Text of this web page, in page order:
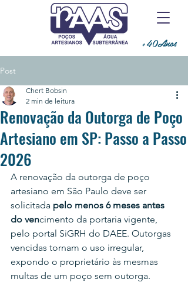
+40Anos
Post
Renovação da Outorga de Poço
Artesiano em SP: Passo a Passo
2026
Chert Bobsin
2 min de leitura
A renovação da outorga de poço
artesiano em São Paulo deve ser
solicitada pelo menos 6 meses antes
do vencimento da portaria vigente,
pelo portal SiGRH do DAEE. Outorgas
vencidas tornam o uso irregular,
expondo o proprietário às mesmas
multas de um poço sem outorga.